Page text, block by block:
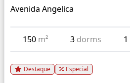
Avenida Angelica
150 m² 3 dorms 1
Destaque Especial